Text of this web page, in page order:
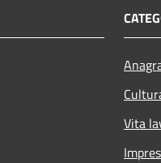
Vita